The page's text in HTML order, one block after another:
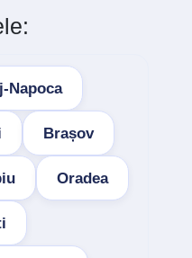
Napoca
Brașov
Oradea